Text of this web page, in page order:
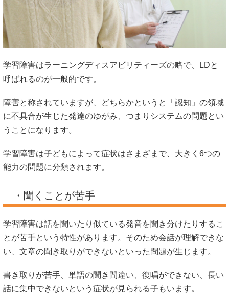
学習障害はラーニングディスアビリティーズの略で、LDと
呼ばれるのが一般的です。
障害と称されていますが、どちらかというと「認知」の領域
に不具合が生じた発達のゆがみ、つまりシステムの問題とい
うことになります。
学習障害は子どもによって症状はさまざまで、大きく6つの
能力の問題に分類されます。
・聞くことが苦手
学習障害は話を聞いたり似ている発音を聞き分けたりするこ
とが苦手という特性があります。そのため会話が理解できな
い、文章の聞き取りができないといった問題が生じます。
書き取りが苦手、単語の聞き間違い、復唱ができない、長い
話に集中できないという症状が見られる子もいます。